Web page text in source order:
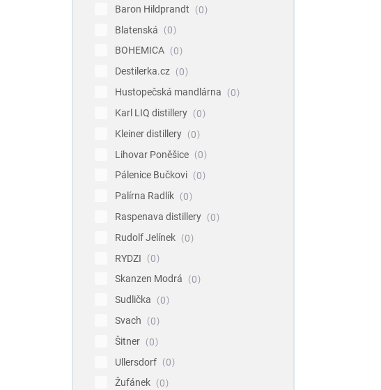
Baron Hildprandt
0
Blatenská
0
BOHEMICA
0
Destilerka.cz
0
Hustopečská mandlárna
0
Karl LIQ distillery
0
Kleiner distillery
0
Lihovar Poněšice
0
Pálenice Bučkovi
0
Palírna Radlík
0
Raspenava distillery
0
Rudolf Jelínek
0
RYDZI
0
Skanzen Modrá
0
Sudlička
0
Svach
0
Šitner
0
Ullersdorf
0
Žufánek
0